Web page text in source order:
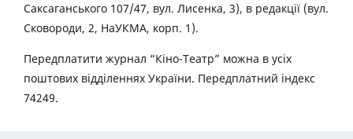
Саксаганського 107/47, вул. Лисенка, 3), в редакції (вул.
Сковороди, 2, НаУКМА, корп. 1).
Передплатити журнал “Кіно-Театр” можна в усіх
поштових відділеннях України. Передплатний індекс
74249.